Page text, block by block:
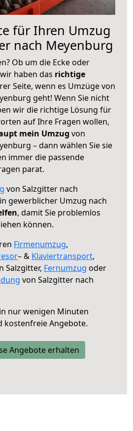
für Ihren Umzug
nach Meyenburg
Ob um die Ecke oder
haben das richtige
Seite, wenn es Umzüge von
geht! Wenn Sie nicht
wir die richtige Lösung für
auf Ihre Fragen wollen,
mein Umzug von
– dann wählen Sie sie
immer die passende
parat.
von Salzgitter nach
gewerblicher Umzug nach
, damit Sie problemlos
können.
Firmenumzug,
– & Klaviertransport,
Salzgitter, Fernumzug oder
von Salzgitter nach
in nur wenigen Minuten
kostenfreie Angebote.
Angebote erhalten